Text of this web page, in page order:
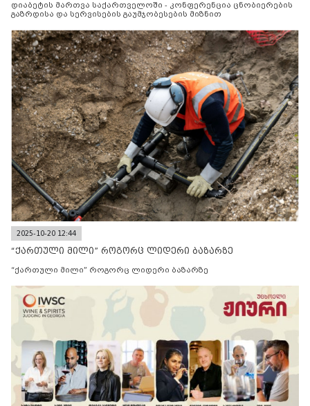
დიაბეტის მართვა საქართველოში - კონფერენცია ცნობიერების
გაზრდისა და სერვისების გაუმჯობესების მიზნით
2025-10-20 12:44
“ქართული მილი” როგორც ლიდერი ბაზარზე
“ქართული მილი” როგორც ლიდერი ბაზარზე